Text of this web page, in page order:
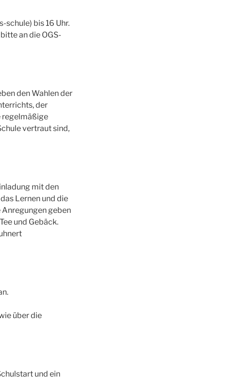
schule) bis 16 Uhr.
an die OGS-
den Wahlen der
der
regelmäßige
vertraut sind,
mit den
Lernen und die
Anregungen geben
und Gebäck.
über die
und ein